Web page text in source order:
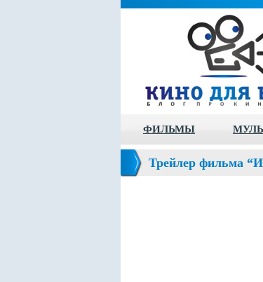
ФИЛЬМЫ
Трейлер фильма